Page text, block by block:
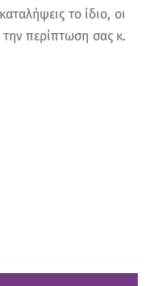
το ίδιο, οι
την περίπτωση σας κ.